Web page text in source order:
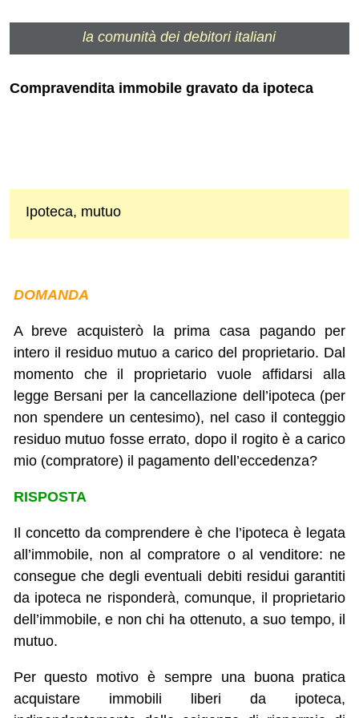
la comunità dei debitori italiani
Compravendita immobile gravato da ipoteca
Ipoteca, mutuo
DOMANDA
A breve acquisterò la prima casa pagando per
intero il residuo mutuo a carico del proprietario. Dal
momento che il proprietario vuole affidarsi alla
legge Bersani per la cancellazione dell’ipoteca (per
non spendere un centesimo), nel caso il conteggio
residuo mutuo fosse errato, dopo il rogito è a carico
mio (compratore) il pagamento dell’eccedenza?
RISPOSTA
Il concetto da comprendere è che l’ipoteca è legata
all’immobile, non al compratore o al venditore: ne
consegue che degli eventuali debiti residui garantiti
da ipoteca ne risponderà, comunque, il proprietario
dell’immobile, e non chi ha ottenuto, a suo tempo, il
mutuo.
Per questo motivo è sempre una buona pratica
acquistare immobili liberi da ipoteca,